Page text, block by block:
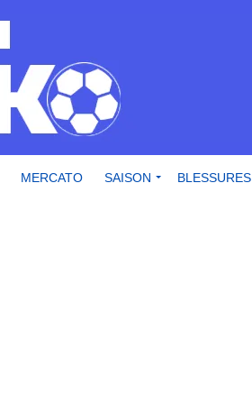
MERCATO SAISON BLESSURES